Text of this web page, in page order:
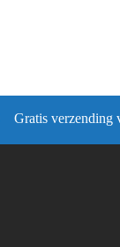
Gratis verzending